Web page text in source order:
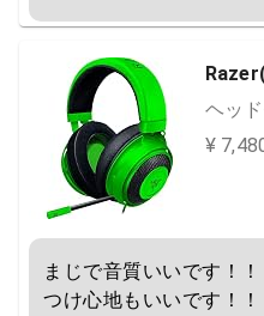
ヘッ
¥
まじで音質いいです！！
つけ心地もいいです！！